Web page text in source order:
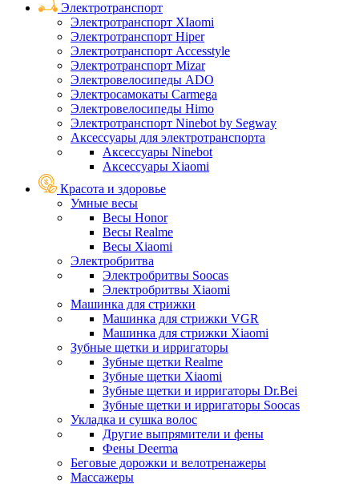
Электротранспорт
Электротранспорт XIaomi
Электротранспорт Hiper
Электротранспорт Accesstyle
Электротранспорт Mizar
Электровелосипеды ADO
Электросамокаты Carmega
Электровелосипеды Himo
Электротранспорт Ninebot by Segway
Аксессуары для электротранспорта
Аксессуары Ninebot
Аксессуары Xiaomi
Красота и здоровье
Умные весы
Весы Honor
Весы Realme
Весы Xiaomi
Электробритва
Электробритвы Soocas
Электробритвы Xiaomi
Машинка для стрижки
Машинка для стрижки VGR
Машинка для стрижки Xiaomi
Зубные щетки и ирригаторы
Зубные щетки Realme
Зубные щетки Xiaomi
Зубные щетки и ирригаторы Dr.Bei
Зубные щетки и ирригаторы Soocas
Укладка и сушка волос
Другие выпрямители и фены
Фены Deerma
Беговые дорожки и велотренажеры
Массажеры